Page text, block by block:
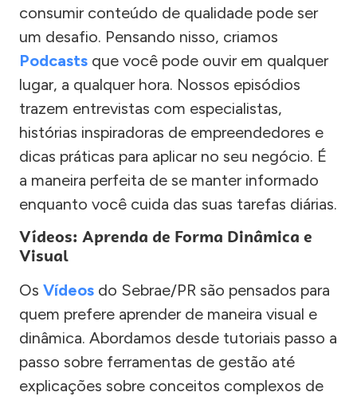
consumir conteúdo de qualidade pode ser
um desafio. Pensando nisso, criamos
Podcasts que você pode ouvir em qualquer
lugar, a qualquer hora. Nossos episódios
trazem entrevistas com especialistas,
histórias inspiradoras de empreendedores e
dicas práticas para aplicar no seu negócio. É
a maneira perfeita de se manter informado
enquanto você cuida das suas tarefas diárias.
Vídeos: Aprenda de Forma Dinâmica e
Visual
Os Vídeos do Sebrae/PR são pensados para
quem prefere aprender de maneira visual e
dinâmica. Abordamos desde tutoriais passo a
passo sobre ferramentas de gestão até
explicações sobre conceitos complexos de